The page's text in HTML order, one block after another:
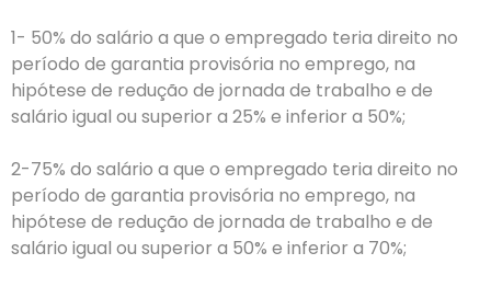
1- 50% do salário a que o empregado teria direito no
período de garantia provisória no emprego, na
hipótese de redução de jornada de trabalho e de
salário igual ou superior a 25% e inferior a 50%;
2-75% do salário a que o empregado teria direito no
período de garantia provisória no emprego, na
hipótese de redução de jornada de trabalho e de
salário igual ou superior a 50% e inferior a 70%;